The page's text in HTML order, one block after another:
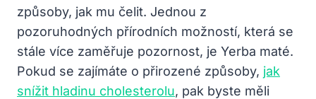
způsoby, jak mu čelit. Jednou z
pozoruhodných přírodních možností, která se
stále více zaměřuje pozornost, je Yerba maté.
Pokud se zajímáte o přirozené způsoby, jak
snížit hladinu cholesterolu, pak byste měli